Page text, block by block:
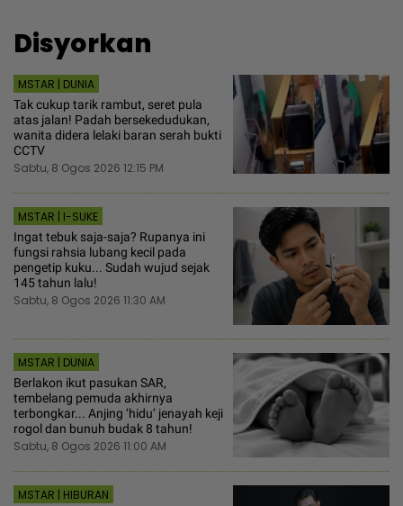
Disyorkan
MSTAR | DUNIA
Tak cukup tarik rambut, seret pula
atas jalan! Padah bersekedudukan,
wanita didera lelaki baran serah bukti
CCTV
Sabtu, 8 Ogos 2026 12:15 PM
MSTAR | I-SUKE
Ingat tebuk saja-saja? Rupanya ini
fungsi rahsia lubang kecil pada
pengetip kuku... Sudah wujud sejak
145 tahun lalu!
Sabtu, 8 Ogos 2026 11:30 AM
MSTAR | DUNIA
Berlakon ikut pasukan SAR,
tembelang pemuda akhirnya
terbongkar... Anjing ‘hidu’ jenayah keji
rogol dan bunuh budak 8 tahun!
Sabtu, 8 Ogos 2026 11:00 AM
MSTAR | HIBURAN